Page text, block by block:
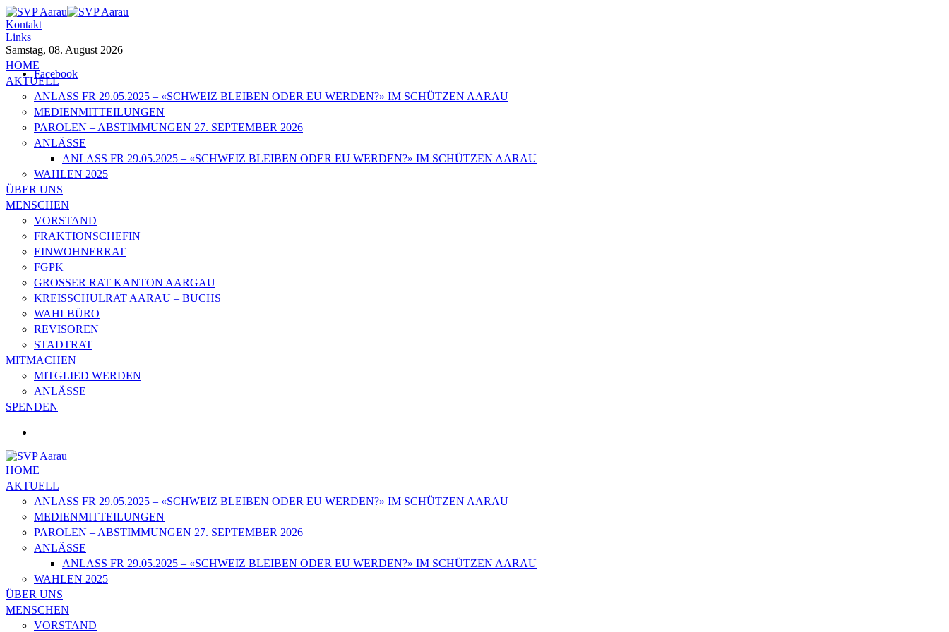
Kontakt
Links
Samstag, 08. August 2026
Facebook
HOME
AKTUELL
ANLASS FR 29.05.2025 – «SCHWEIZ BLEIBEN ODER EU WERDEN?» IM SCHÜTZEN AARAU
MEDIENMITTEILUNGEN
PAROLEN – ABSTIMMUNGEN 27. SEPTEMBER 2026
ANLÄSSE
ANLASS FR 29.05.2025 – «SCHWEIZ BLEIBEN ODER EU WERDEN?» IM SCHÜTZEN AARAU
WAHLEN 2025
ÜBER UNS
MENSCHEN
VORSTAND
FRAKTIONSCHEFIN
EINWOHNERRAT
FGPK
GROSSER RAT KANTON AARGAU
KREISSCHULRAT AARAU – BUCHS
WAHLBÜRO
REVISOREN
STADTRAT
MITMACHEN
MITGLIED WERDEN
ANLÄSSE
SPENDEN
HOME
AKTUELL
ANLASS FR 29.05.2025 – «SCHWEIZ BLEIBEN ODER EU WERDEN?» IM SCHÜTZEN AARAU
MEDIENMITTEILUNGEN
PAROLEN – ABSTIMMUNGEN 27. SEPTEMBER 2026
ANLÄSSE
ANLASS FR 29.05.2025 – «SCHWEIZ BLEIBEN ODER EU WERDEN?» IM SCHÜTZEN AARAU
WAHLEN 2025
ÜBER UNS
MENSCHEN
VORSTAND